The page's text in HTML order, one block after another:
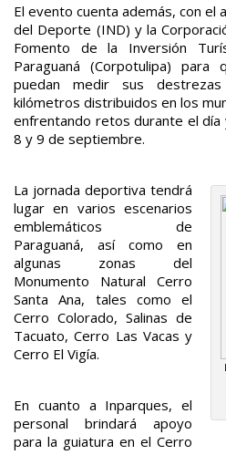
El evento cuenta además, con el
del Deporte (IND) y la
Fomento de la Inversión
Paraguaná (Corpotulipa)
puedan medir sus
kilómetros distribuidos en los
enfrentando retos durante el día
8 y 9 de septiembre.
La jornada deportiva tendrá
lugar en varios escenarios
emblemáticos de
Paraguaná, así como en
algunas zonas del
Monumento Natural Cerro
Santa Ana, tales como el
Cerro Colorado, Salinas de
Tacuato, Cerro Las Vacas y
Cerro El Vigía.
En cuanto a Inparques, el
personal brindará apoyo
para la guiatura en el Cerro